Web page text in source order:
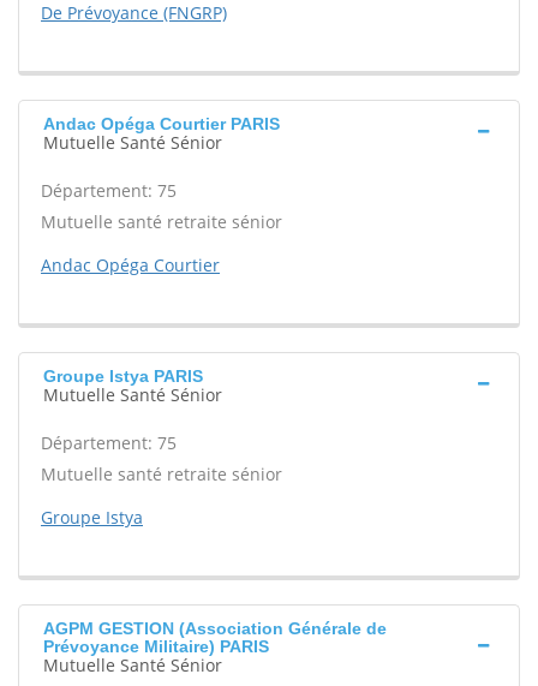
De Prévoyance (FNGRP)
Andac Opéga Courtier PARIS
Mutuelle Santé Sénior
Département: 75
Mutuelle santé retraite sénior
Andac Opéga Courtier
Groupe Istya PARIS
Mutuelle Santé Sénior
Département: 75
Mutuelle santé retraite sénior
Groupe Istya
AGPM GESTION (Association Générale de
Prévoyance Militaire) PARIS
Mutuelle Santé Sénior